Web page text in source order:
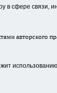
в сфере связи,
авторского